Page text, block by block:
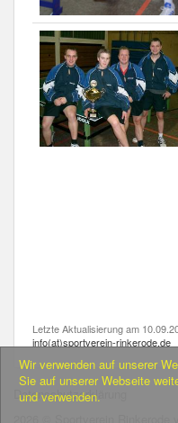
Letzte Aktualisierung am
info(at)sportverein-rinkerode.de
Datenschutzerklärung
Wir verwenden auf unserer
Sie auf unserer Webseite
und verwenden.